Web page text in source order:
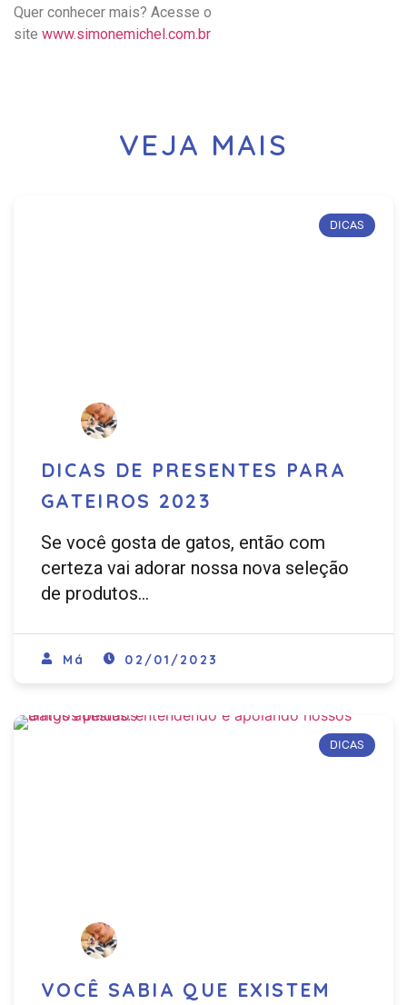
Quer conhecer mais? Acesse o
site www.simonemichel.com.br
VEJA MAIS
DICAS
DICAS DE PRESENTES PARA
GATEIROS 2023
Se você gosta de gatos, então com
certeza vai adorar nossa nova seleção
de produtos…
Má 02/01/2023
DICAS
VOCÊ SABIA QUE EXISTEM